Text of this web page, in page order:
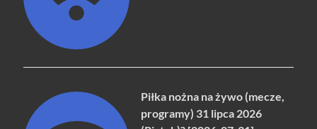
Piłka nożna na żywo (mecze,
programy) 31 lipca 2026